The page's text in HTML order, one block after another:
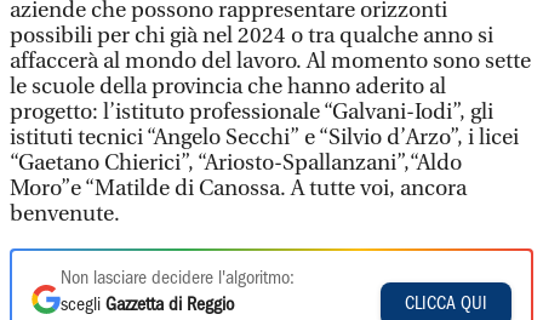
aziende che possono rappresentare orizzonti
possibili per chi già nel 2024 o tra qualche anno si
affaccerà al mondo del lavoro. Al momento sono sette
le scuole della provincia che hanno aderito al
progetto: l’istituto professionale “Galvani-Iodi”, gli
istituti tecnici “Angelo Secchi” e “Silvio d’Arzo”, i licei
“Gaetano Chierici”, “Ariosto-Spallanzani”,“Aldo
Moro”e “Matilde di Canossa. A tutte voi, ancora
benvenute.
Non lasciare decidere l'algoritmo:
scegli Gazzetta di Reggio
CLICCA QUI